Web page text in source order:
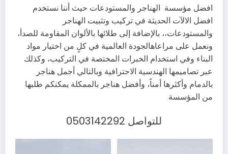
افضل مؤسسة الهناجر والمستودعات حيث أننا نستخدم
افضل الالآت الحديثة في تركيب وتثبيت الهناجر
والمستودعات،، بالإضافة إلى طلائها بالألوان المقاومة للصدأ،
ونعمل على مراعاهالجودة العالمية في كلٍ من اختيار مواد
البناء وفي استخدام الخبرات المختصة في التركيب، وكذلك
عبر تصاميمها الهندسية الاحترافية وبالتالي أجمل هناجر
بالدمام وأكثرها أمناً، وأفضل هناجر بالممكلة يمكنكم طلبها
من المؤسسة
للتواصل 0503142292